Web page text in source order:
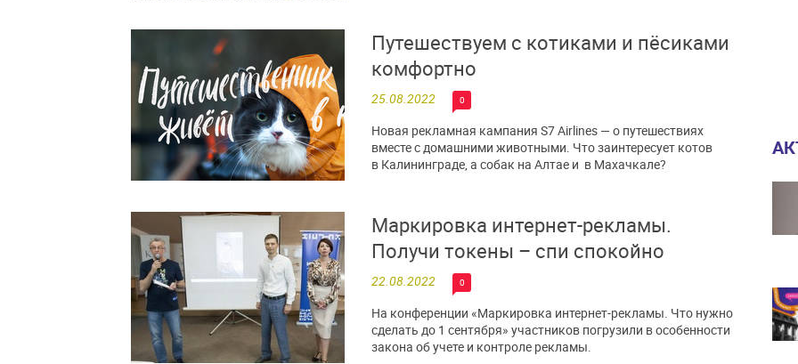
Путешествуем с котиками и пёсиками
комфортно
25.08.2022 0
Новая рекламная кампания S7 Airlines — о путешествиях
вместе с домашними животными. Что заинтересует котов
в Калининграде, а собак на Алтае и в Махачкале?
Маркировка интернет-рекламы.
Получи токены – спи спокойно
22.08.2022 0
На конференции «Маркировка интернет-рекламы. Что нужно
сделать до 1 сентября» участников погрузили в особенности
закона об учете и контроле рекламы.